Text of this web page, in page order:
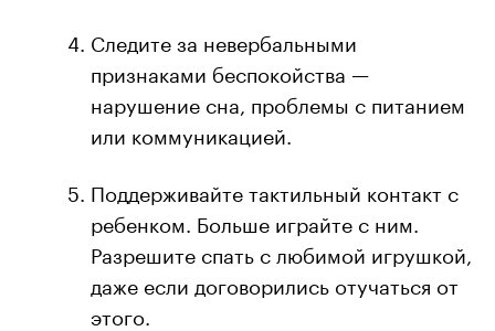
Следите за невербальными
признаками беспокойства —
нарушение сна, проблемы с питанием
или коммуникацией.
Поддерживайте тактильный контакт с
ребенком. Больше играйте с ним.
Разрешите спать с любимой игрушкой,
даже если договорились отучаться от
этого.